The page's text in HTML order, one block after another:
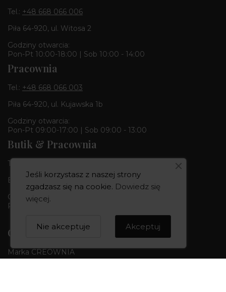
Tel.: +48 668 066 006
Piła 64-920, ul. Witosa 2
Godziny otwarcia:
Pon-Pt 10:00-18:00 | Sob 10:00 - 14:00
Pracownia
Tel.: +48 668 066 003
Piła 64-920, ul. Kujawska 1b
Godziny otwarcia:
Pon-Pt 09:00-17:00 | Sob 09:00 - 13:00
Butik & Pracownia
Tel.:
Bydgoszcz 85-010, ul. Dworcowa 6
Godziny otwarcia:
Pon-Pt 10:00-18:00 | Sob 10:00 - 14:00
CREOWNIA
Marka CREOWNIA
Jeśli korzystasz z naszej strony
zgadzasz się na cookie. Dowiedz się
więcej.
Akceptuj
Nie akceptuje